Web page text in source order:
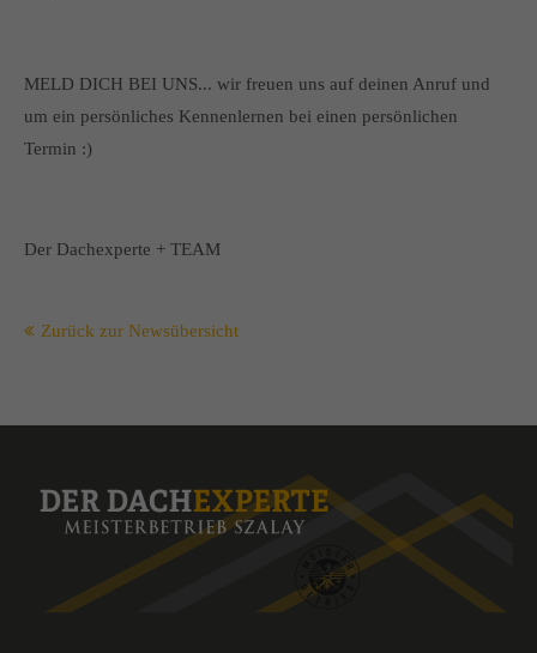
MELD DICH BEI UNS... wir freuen uns auf deinen Anruf und
um ein persönliches Kennenlernen bei einen persönlichen
Termin :)
Der Dachexperte + TEAM
Zurück zur Newsübersicht